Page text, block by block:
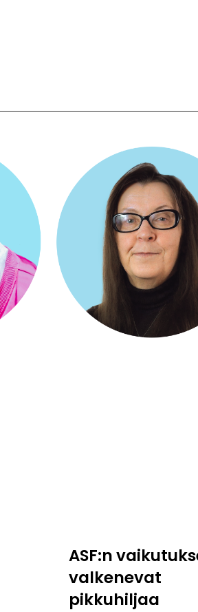
ASF:n
valkenevat
pikkuhiljaa